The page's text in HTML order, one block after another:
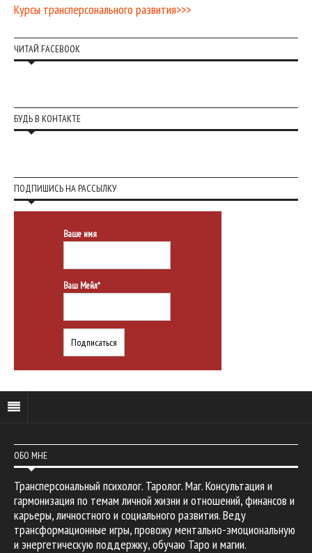
Курсы трансперсонального развития>>>
ЧИТАЙ FACEBOOK
БУДЬ В КОНТАКТЕ
ПОДПИШИСЬ НА РАССЫЛКУ
Ваше имя
Ваш Мейл*
ОБО МНЕ
Трансперсональный психолог. Таролог. Маг. Консультация и
гармонизация по темам личной жизни и отношений, финансов и
карьеры, личностного и социального развития. Веду
трансформационные игры, провожу ментально-эмоциональную
и энергетическую поддержку, обучаю Таро и магии.